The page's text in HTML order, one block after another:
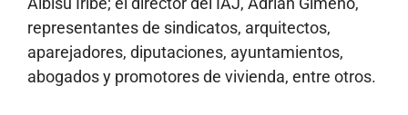
representantes de sindicatos, arquitectos,
aparejadores, diputaciones, ayuntamientos,
abogados y promotores de vivienda, entre otros.